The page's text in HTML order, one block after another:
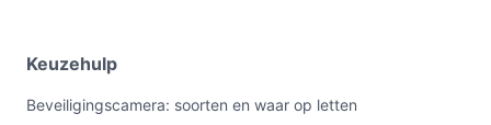
Keuzehulp
Beveiligingscamera: soorten en waar op letten